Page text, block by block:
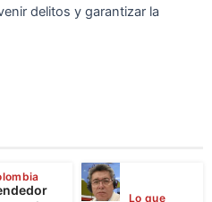
delitos y garantizar la
Lo que